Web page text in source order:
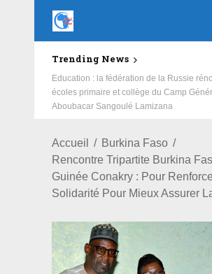
Trending News
Education : la fédération de la Russie
écoles primaire et collège du Camp
Aboubacar Sangoulé Lamizana
Accueil
Burkina Faso
Rencontre Tripartite Burkina
Guinée Conakry : Pour
Solidarité Pour Mieux Assurer